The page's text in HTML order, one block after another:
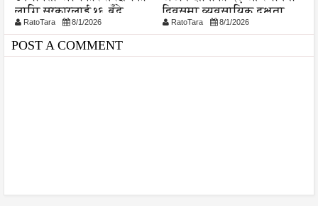
जोड
दिवसमा व्यवसायिक दक्षता,
विश्वसनीयता र गुणस्तरमा
जोड
RatoTara 8/1/2026
विराटनगर महानगरको बजेट
पुस्तिका, कार्यान्वयन
पनि सुरु
RatoTara 8/4/2026
POST A COMMENT